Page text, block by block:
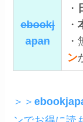
ebookj
apan
・
・
ン
＞＞